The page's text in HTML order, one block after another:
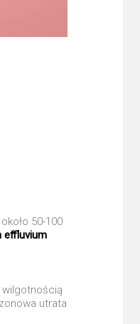
50-100
effluvium
utrata